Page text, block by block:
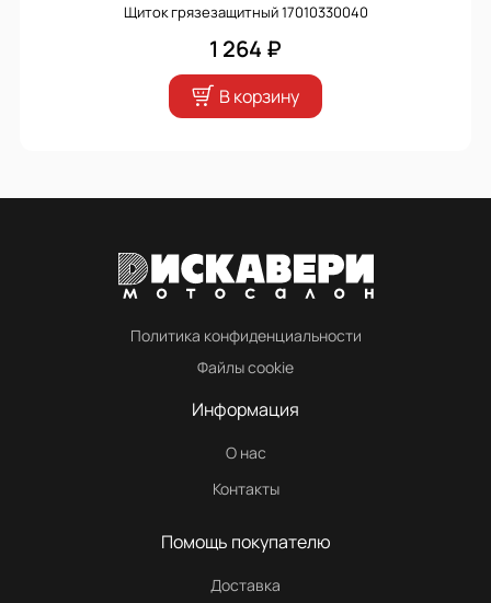
Щиток грязезащитный 17010330040
1 264 ₽
В корзину
Политика конфиденциальности
Файлы cookie
Информация
О нас
Контакты
Помощь покупателю
Доставка